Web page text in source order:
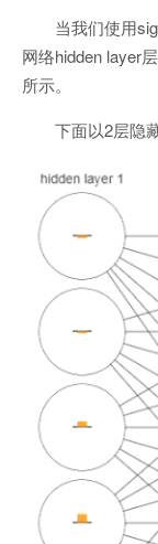
当我们使用
网络hidden layer
所示。
下面以2层隐